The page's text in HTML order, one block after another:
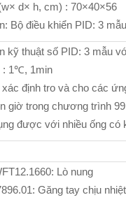
d× h, cm) : 70×40×56
Bộ điều khiển PID: 3
kỹ thuật số PID: 3 mẫu
: 1℃, 1min
định tro và cho các
giờ trong chương trình
được với nhiều ống có
Lò nung
Găng tay chịu